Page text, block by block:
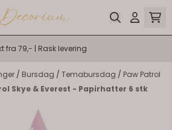
fra 79,- | Rask levering
/ Bursdag / Temabursdag / Paw Patrol
Skye & Everest - Papirhatter 6 stk